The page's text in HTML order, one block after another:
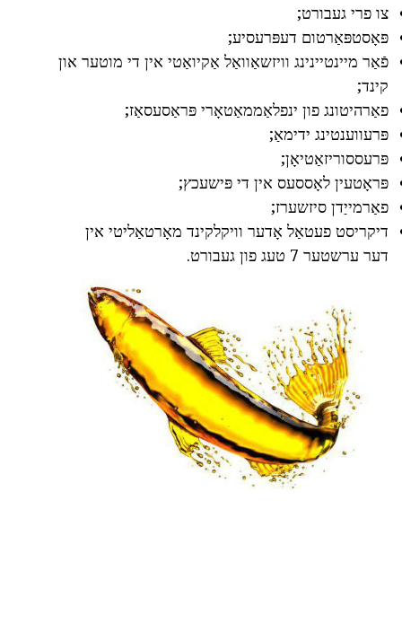
צו פרי געבורט;
פּאָסטפּאַרטום דעפּרעסיע;
פֿאַר מיינטיינינג וויזשאַוואַל אַקיואַטי אין די מוטער און
קינד;
פאַרהיטונג פון ינפלאַממאַטאָרי פּראַסעסאַז;
פּרעווענטינג ידימאַ;
פּרעססוריזאַטיאָן;
פּראָטעין לאָססעס אין די פּישעכץ;
פאַרמייַדן סיזשערז;
דיקריסט פעטאַל אָדער וויקלקינד מאָרטאַליטי אין
דער ערשטער 7 טעג פון געבורט.